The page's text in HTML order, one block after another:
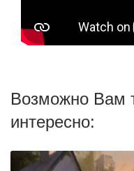
Возможно Вам
интересно: